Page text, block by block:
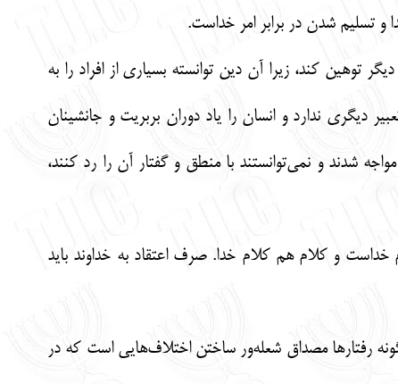
و تسلیم شدن در برابر امر خداست.
توهین کند، زیرا آن دین توانسته بسیاری از افراد را به
دیگری ندارد و انسان را یاد دوران بربریت و جانشینان
شدند و نمی‌توانستند با منطق و گفتار آن را رد کنند،
و کلام هم کلام خدا. صرف اعتقاد به خداوند باید
رفتارها مصداق شعله‌ور ساختن اختلاف‌هایی است که در